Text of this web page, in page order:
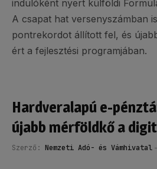
indulóként nyert külföldi
A csapat hat versenyszámban
pontrekordot állított fel, és
ért a fejlesztési programjában.
Hardveralapú e-
újabb mérföldkő a
Szerző: Nemzeti Adó- és Vámhivatal